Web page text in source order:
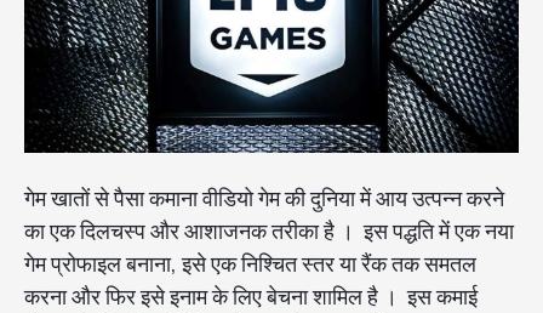
गेम खातों से पैसा कमाना वीडियो गेम की दुनिया में आय उत्पन्न करने
का एक दिलचस्प और आशाजनक तरीका है । इस पद्धति में एक नया
गेम प्रोफाइल बनाना, इसे एक निश्चित स्तर या रैंक तक समतल
करना और फिर इसे इनाम के लिए बेचना शामिल है । इस कमाई